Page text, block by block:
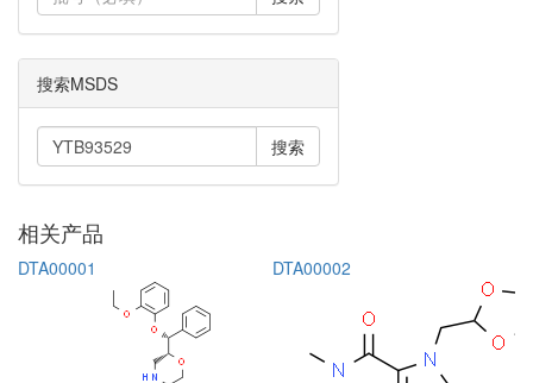
搜索MSDS
搜索
相关产品
DTA00001 DTA00002